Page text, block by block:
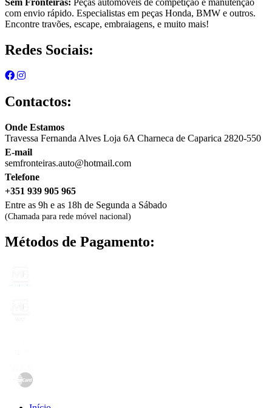
Sem Fronteiras: Peças automóveis de competição e manutenção
com envio rápido. Especialistas em peças Honda, BMW e outros.
Encontre travões, escape, embraiagens, e muito mais!
Redes Sociais:
Contactos:
Onde Estamos
Travessa Fernanda Alves Loja 6A Charneca de Caparica 2820-550
E-mail
semfronteiras.auto@hotmail.com
Telefone
+351 939 905 965
Entre as 9h e as 18h de Segunda a Sábado
(Chamada para rede móvel nacional)
Métodos de Pagamento: